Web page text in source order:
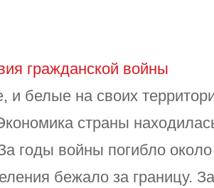
гражданской войны
и белые на своих
страны
годы войны погибло
бежало за границу.